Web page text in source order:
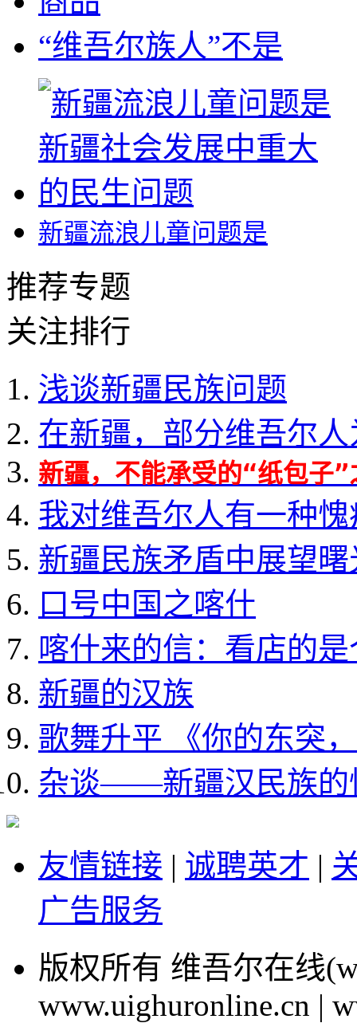
“维吾尔族人”不是
新疆流浪儿童问题是
推荐专题
关注排行
浅谈新疆民族问题
在新疆，部分维吾尔
新疆，不能承受的“纸包子”
我对维吾尔人有一种
新疆民族矛盾中展望曙
口号中国之喀什
喀什来的信：看店的
新疆的汉族
歌舞升平 《你的东突
杂谈——新疆汉民族的
友情链接 | 诚聘英才 |
广告服务
版权所有 维吾尔在线
www.uighuronline.cn |